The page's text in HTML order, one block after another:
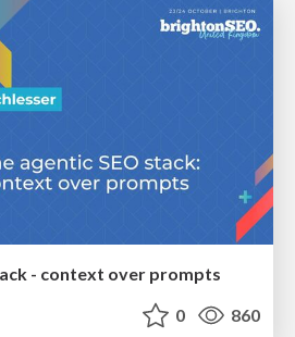
- context over prompts
0 860